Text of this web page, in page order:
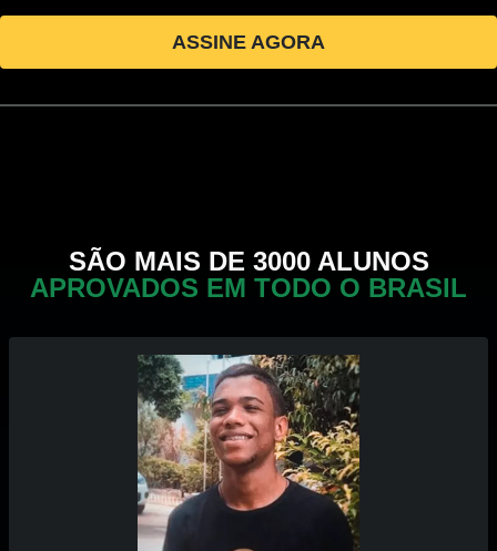
ASSINE AGORA
SÃO MAIS DE 3000 ALUNOS
APROVADOS EM TODO O BRASIL